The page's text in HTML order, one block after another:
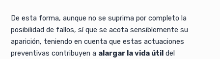
De esta forma, aunque no se suprima por completo la
posibilidad de fallos, sí que se acota sensiblemente su
aparición, teniendo en cuenta que estas actuaciones
preventivas contribuyen a alargar la vida útil del